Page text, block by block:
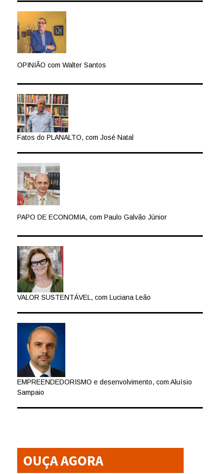
OPINIÃO com Walter Santos
Fatos do PLANALTO, com José Natal
PAPO DE ECONOMIA, com Paulo Galvão Júnior
VALOR SUSTENTÁVEL, com Luciana Leão
EMPREENDEDORISMO e desenvolvimento, com Aluísio
Sampaio